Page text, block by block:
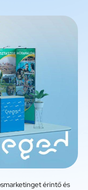
érintő és